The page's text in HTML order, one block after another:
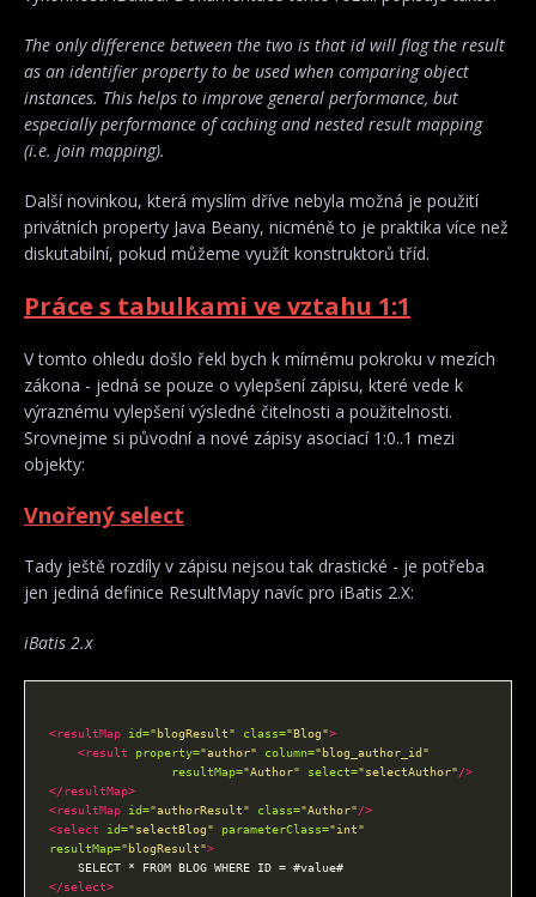
The only difference between the two is that id will flag the result
as an identifier property to be used when comparing object
instances. This helps to improve general performance, but
especially performance of caching and nested result mapping
(i.e. join mapping).
Další novinkou, která myslím dříve nebyla možná je použití
privátních property Java Beany, nicméně to je praktika více než
diskutabilní, pokud můžeme využít konstruktorů tříd.
Práce s tabulkami ve vztahu 1:1
V tomto ohledu došlo řekl bych k mírnému pokroku v mezích
zákona - jedná se pouze o vylepšení zápisu, které vede k
výraznému vylepšení výsledné čitelnosti a použitelnosti.
Srovnejme si původní a nové zápisy asociací 1:0..1 mezi
objekty:
Vnořený select
Tady ještě rozdíly v zápisu nejsou tak drastické - je potřeba
jen jediná definice ResultMapy navíc pro iBatis 2.X:
iBatis 2.x
<resultMap id="blogResult" class="Blog">
<result
property="author" column="blog_author_id"
resultMap="Author" select="selectAuthor"/>
</resultMap>
<resultMap
id="authorResult" class="Author"/>
<select
id="selectBlog" parameterClass="int"
resultMap="blogResult">
</select>